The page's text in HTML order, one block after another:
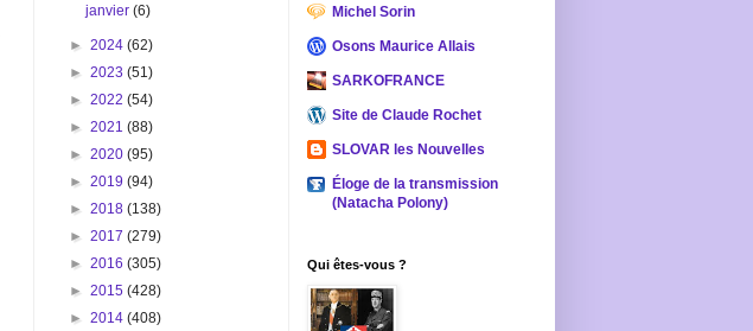
janvier(6)
► 2024 (62)
► 2023 (51)
► 2022 (54)
► 2021 (88)
► 2020 (95)
► 2019 (94)
► 2018 (138)
► 2017 (279)
► 2016 (305)
► 2015 (428)
► 2014 (408)
Michel Sorin
Osons Maurice Allais
SARKOFRANCE
Site de Claude Rochet
SLOVAR les Nouvelles
Éloge de la transmission
(Natacha Polony)
Qui êtes-vous ?